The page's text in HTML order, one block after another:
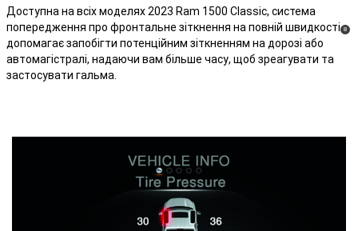
Доступна на всіх моделях 2023 Ram 1500 Classic, система
попередження про фронтальне зіткнення на повній швидкості (8)
допомагає запобігти потенційним зіткненням на дорозі або
автомагістралі, надаючи вам більше часу, щоб зреагувати та
застосувати гальма.